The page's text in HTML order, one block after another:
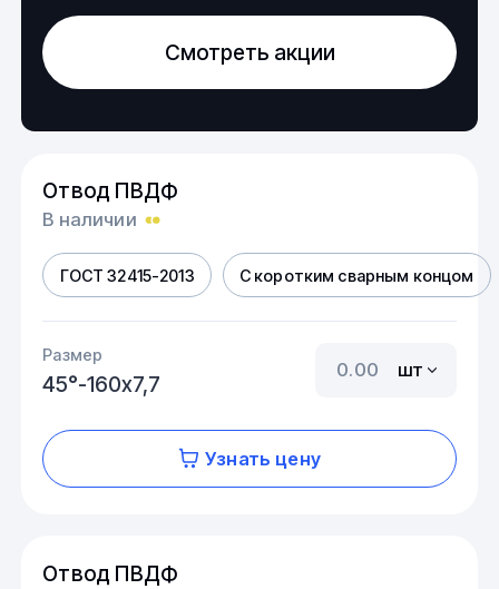
Смотреть акции
Отвод ПВДФ
В наличии
ГОСТ 32415-2013 С коротким сварным концом
Размер
45°-160х7,7
шт
Узнать цену
Отвод ПВДФ